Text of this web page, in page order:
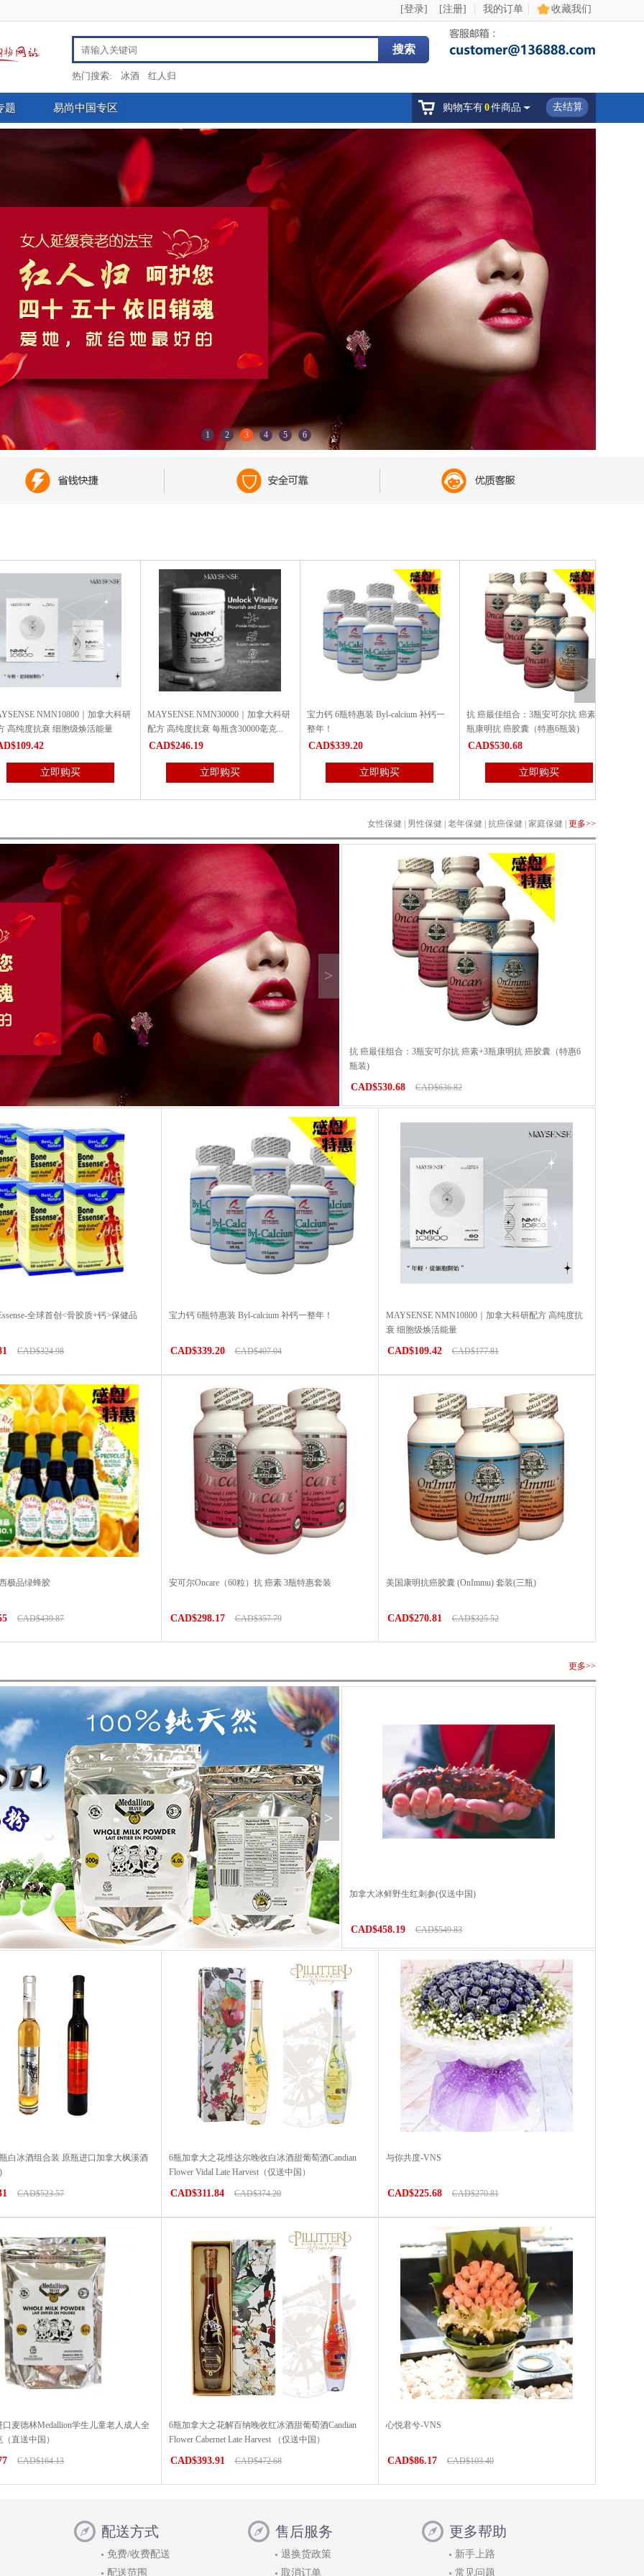
[登录] [注册] 我的订单 收藏我们
搜索
热门搜索: 冰酒 红人归
题 易尚中国专区 购物车有0件商品 去结算
1 2 3 4 5 6
NMN10800｜加拿大科研
抗衰 细胞级焕活能量
立即购买
MAYSENSE NMN30000｜加拿大科研
配方 高纯度抗衰 每瓶含30000毫克...
CAD$246.19
立即购买
宝力钙 6瓶特惠装 Byl-calcium 补钙一
整年！
CAD$339.20
立即购买
抗 癌最佳组合：3瓶安可尔抗 癌素+3
瓶康明抗 癌胶囊（特惠6瓶装)
CAD$530.68
立即购买
>
女性保健 男性保健 老年保健 抗癌保健 家庭保健 更多>>
>
抗 癌最佳组合：3瓶安可尔抗 癌素+3瓶康明抗 癌胶囊（特惠6
瓶装)
CAD$530.68 CAD$636.82
全球首创<骨胶质+钙>保健品
CAD$324.98
宝力钙 6瓶特惠装 Byl-calcium 补钙一整年！
CAD$339.20 CAD$407.04
MAYSENSE NMN10800｜加拿大科研配方 高纯度抗
衰 细胞级焕活能量
CAD$109.42 CAD$177.81
极品绿蜂胶
CAD$439.87
安可尔Oncare（60粒）抗 癌素 3瓶特惠套装
CAD$298.17 CAD$357.79
美国康明抗癌胶囊 (OnImmu) 套装(三瓶)
CAD$270.81 CAD$325.52
更多>>
>
加拿大冰鲜野生红刺参(仅送中国)
CAD$458.19 CAD$549.83
白冰酒组合装 原瓶进口加拿大枫溪酒
CAD$523.57
6瓶加拿大之花维达尔晚收白冰酒甜葡萄酒Candian
Flower Vidal Late Harvest（仅送中国）
CAD$311.84 CAD$374.20
与你共度-VNS
CAD$225.68 CAD$270.81
麦德林Medallion学生儿童老人成人全
直送中国）
CAD$164.13
6瓶加拿大之花解百纳晚收红冰酒甜葡萄酒Candian
Flower Cabernet Late Harvest （仅送中国）
CAD$393.91 CAD$472.68
心悦君兮-VNS
CAD$86.17 CAD$103.40
配送方式
免费/收费配送
配送范围
售后服务
退换货政策
取消订单
更多帮助
新手上路
常见问题